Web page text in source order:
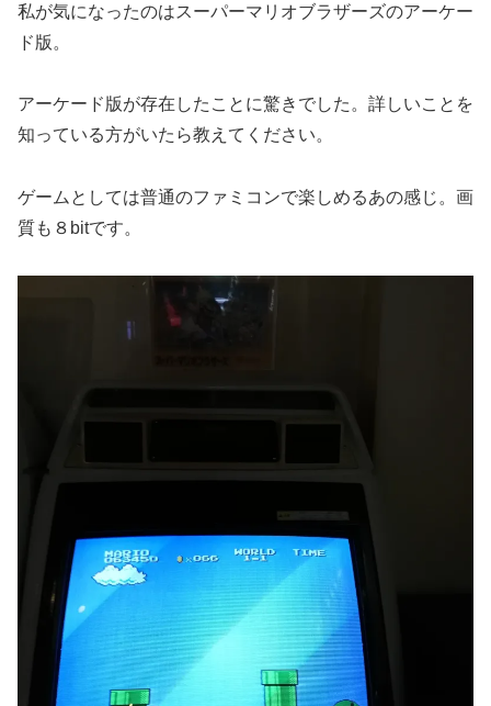
私が気になったのはスーパーマリオブラザーズのアーケー
ド版。
アーケード版が存在したことに驚きでした。詳しいことを
知っている方がいたら教えてください。
ゲームとしては普通のファミコンで楽しめるあの感じ。画
質も８bitです。